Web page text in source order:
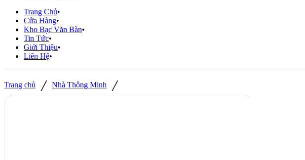
Trang Chủ
Cửa Hàng
Kho Bạc Văn Bàn
Tin Tức
Giới Thiệu
Liên Hệ
Trang chủ / Nhà Thông Minh /